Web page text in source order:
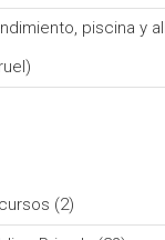
piscina y
(2)